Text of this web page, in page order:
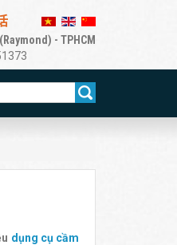
- TPHCM
dụng cụ cầm